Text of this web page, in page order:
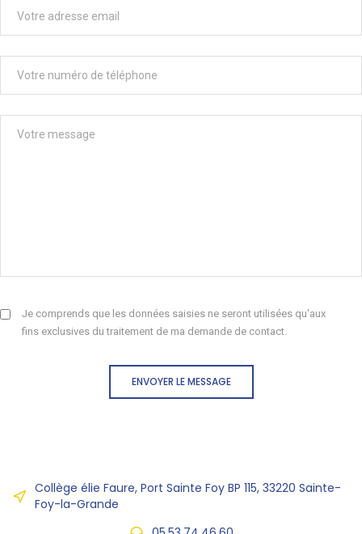
Je comprends que les données saisies ne seront utilisées qu'aux
fins exclusives du traitement de ma demande de contact.
ENVOYER LE MESSAGE
Collège élie Faure, Port Sainte Foy BP 115, 33220 Sainte-
Foy-la-Grande